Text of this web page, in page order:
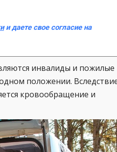
и даете свое согласие на
инвалиды и пожилые
положении.
кровообращение и